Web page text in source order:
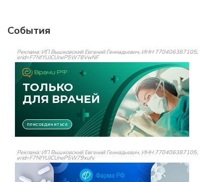
События
Реклама: ИП Вышковский Евгений Геннадьевич, ИНН 770406387105,
erid=F7NfYUJCUneP5W78VwNF
Реклама: ИП Вышковский Евгений Геннадьевич, ИНН 770406387105,
erid=F7NfYUJCUneP5W79xufv